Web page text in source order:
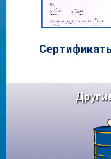
Сертифи